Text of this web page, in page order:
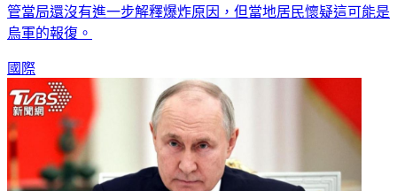
管當局還沒有進一步解釋爆炸原因，但當地居民懷疑這可能是
烏軍的報復。
國際